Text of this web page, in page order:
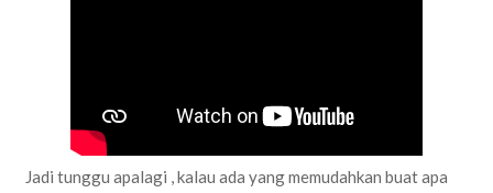
Jadi tunggu apalagi , kalau ada yang memudahkan buat apa